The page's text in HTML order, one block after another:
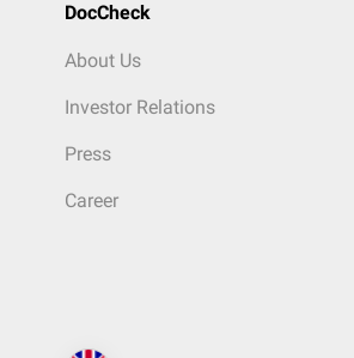
DocCheck
About Us
Investor Relations
Press
Career